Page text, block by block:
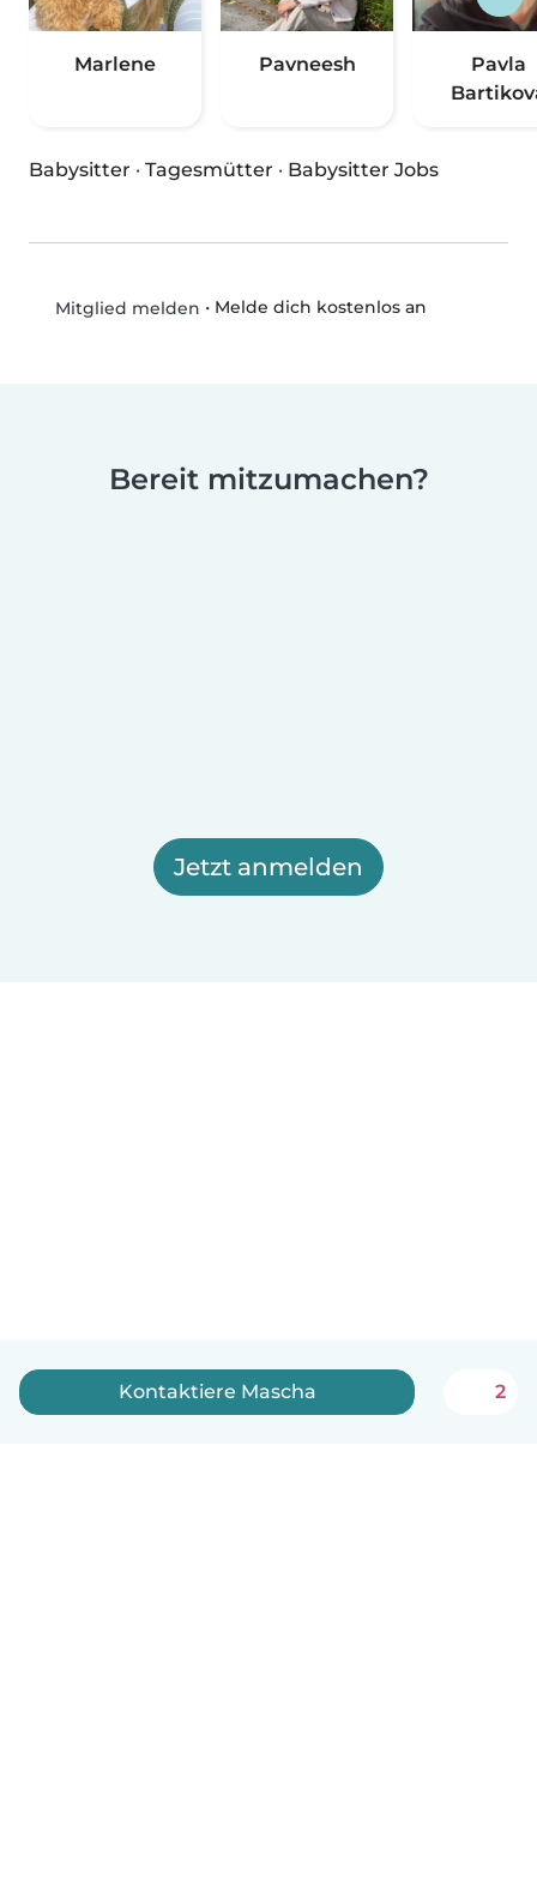
Marlene Pavneesh
Pavla
Babysitter · Tagesmütter · Babysitter Jobs
Mitglied melden • Melde dich kostenlos an
Bereit mitzumachen?
Jetzt anmelden
Kontaktiere Mascha 2